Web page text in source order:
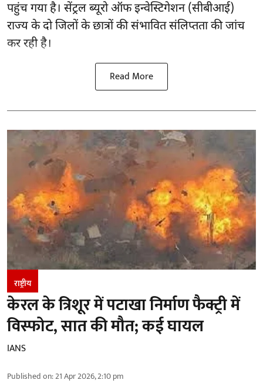
पहुंच गया है। सेंट्रल ब्यूरो ऑफ इन्वेस्टिगेशन (सीबीआई)
राज्य के दो जिलों के छात्रों की संभावित संलिप्तता की जांच
कर रही है।
Read More
राष्ट्रीय
केरल के त्रिशूर में पटाखा निर्माण फैक्ट्री में
विस्फोट, सात की मौत; कई घायल
IANS
Published on:21 Apr 2026, 2:10 pm